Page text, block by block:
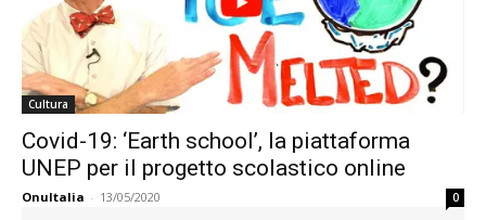
Cultura
Covid-19: ‘Earth school’, la piattaforma
UNEP per il progetto scolastico online
OnuItalia - 13/05/2020 0